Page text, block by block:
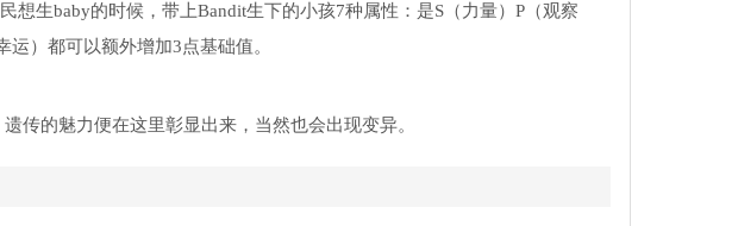
想生baby的时候，带上Bandit生下的小孩7种属性：是S（力量）P（观察
）都可以额外增加3点基础值。
传的魅力便在这里彰显出来，当然也会出现变异。